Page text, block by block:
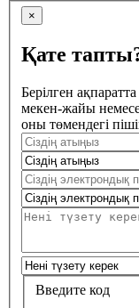
×
Қате
Берілген
мекен-жайы немесе
оны төмендегі
Введите код